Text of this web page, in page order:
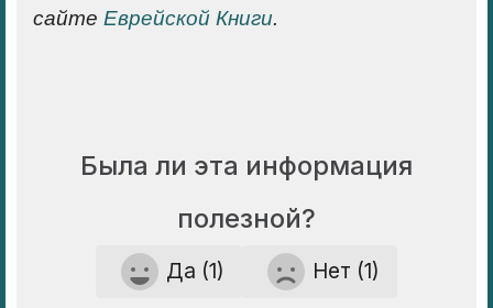
сайте Еврейской Книги.
Была ли эта информация
полезной?
Да (1) Нет (1)